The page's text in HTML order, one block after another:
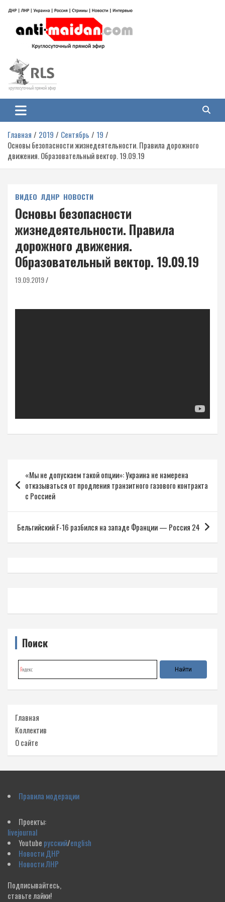
содержимому
Антимайдан: Гражданская война
на Украине
гражданской войне на Украине, включая события в Новороссии, ДНР,
ЛНР и других регионах.
Главная 2019 Сентябрь
19
Основы безопасности жизнедеятельности. Правила дорожного
движения. Образовательный вектор. 19.09.19
ВИДЕО ЛДНР НОВОСТИ
Основы безопасности
жизнедеятельности. Правила
дорожного движения.
Образовательный вектор. 19.09.19
19.09.2019
по
записям
«Мы не допускаем такой опции»: Украина не намерена
отказываться от продления транзитного газового контракта
с Россией
Бельгийский F-16 разбился на западе Франции — Россия 24
Поиск
Главная
Коллектив
О сайте
Правила модерации
Проекты:
livejournal
Youtube русский/english
Новости ДНР
Новости ЛНР
Подписывайтесь,
ставьте лайки!